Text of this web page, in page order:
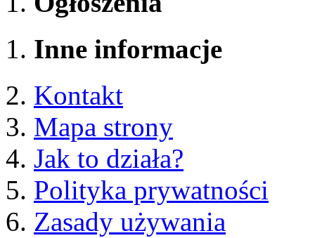
Inne informacje
Kontakt
Mapa strony
Jak to działa?
Polityka prywatności
Zasady używania